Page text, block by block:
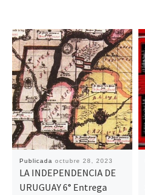
Publicada octubre 28, 2023
LA INDEPENDENCIA DE
URUGUAY 6° Entrega